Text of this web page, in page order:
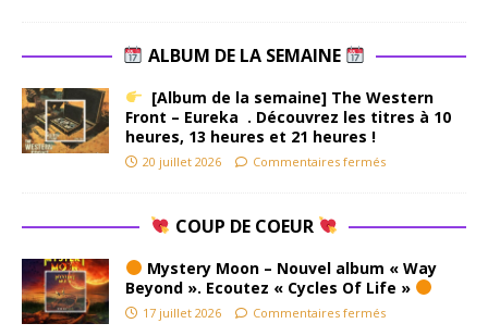
ALBUM DE LA SEMAINE
[Album de la semaine] The Western
Front – Eureka . Découvrez les titres à 10
heures, 13 heures et 21 heures !
20 juillet 2026 Commentaires fermés
COUP DE COEUR
Mystery Moon – Nouvel album « Way
Beyond ». Ecoutez « Cycles Of Life »
17 juillet 2026 Commentaires fermés